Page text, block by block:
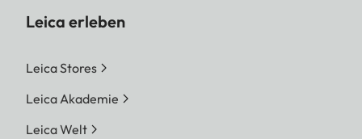
Leica erleben
Leica Stores
Leica Akademie
Leica Welt